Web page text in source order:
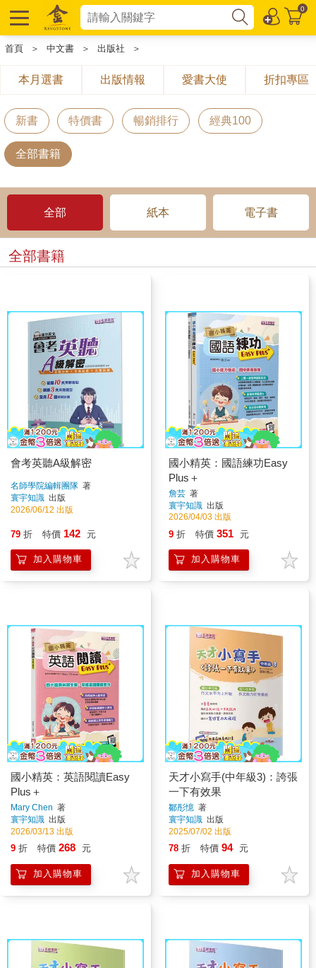
0
首頁 ＞ 中文書 ＞ 出版社 ＞
本月選書 出版情報 愛書大使 折扣專區
新書 特價書 暢銷排行 經典100
全部書籍
全部 紙本 電子書
全部書籍
會考英聽A級解密
名師學院編輯團隊 著
寰宇知識 出版
2026/06/12 出版
79 折 特價 142 元
加入購物車
國小精英：國語練功Easy
Plus＋
詹芸 著
寰宇知識 出版
2026/04/03 出版
9 折 特價 351 元
加入購物車
國小精英：英語閱讀Easy
Plus＋
Mary Chen 著
寰宇知識 出版
2026/03/13 出版
9 折 特價 268 元
加入購物車
天才小寫手(中年級3)：誇張
一下有效果
鄒彤憶 著
寰宇知識 出版
2025/07/02 出版
78 折 特價 94 元
加入購物車